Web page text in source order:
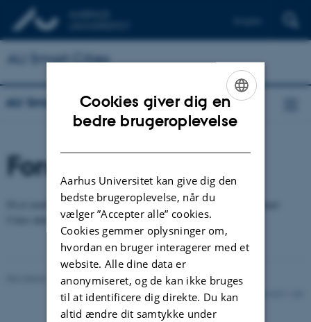
AU Smart Cities
AU Smart Cities
Forskning
Få et overblik over de forskellige forskningsprojekter, som AU Smart
Cities deltager i.
Revideret 11.02.2021
ENGLISH
Cookies giver dig en
bedre brugeroplevelse
Aarhus Universitet kan give dig den
bedste brugeroplevelse, når du
vælger ”Accepter alle” cookies.
Cookies gemmer oplysninger om,
hvordan en bruger interagerer med et
website. Alle dine data er
anonymiseret, og de kan ikke bruges
til at identificere dig direkte. Du kan
altid ændre dit samtykke under